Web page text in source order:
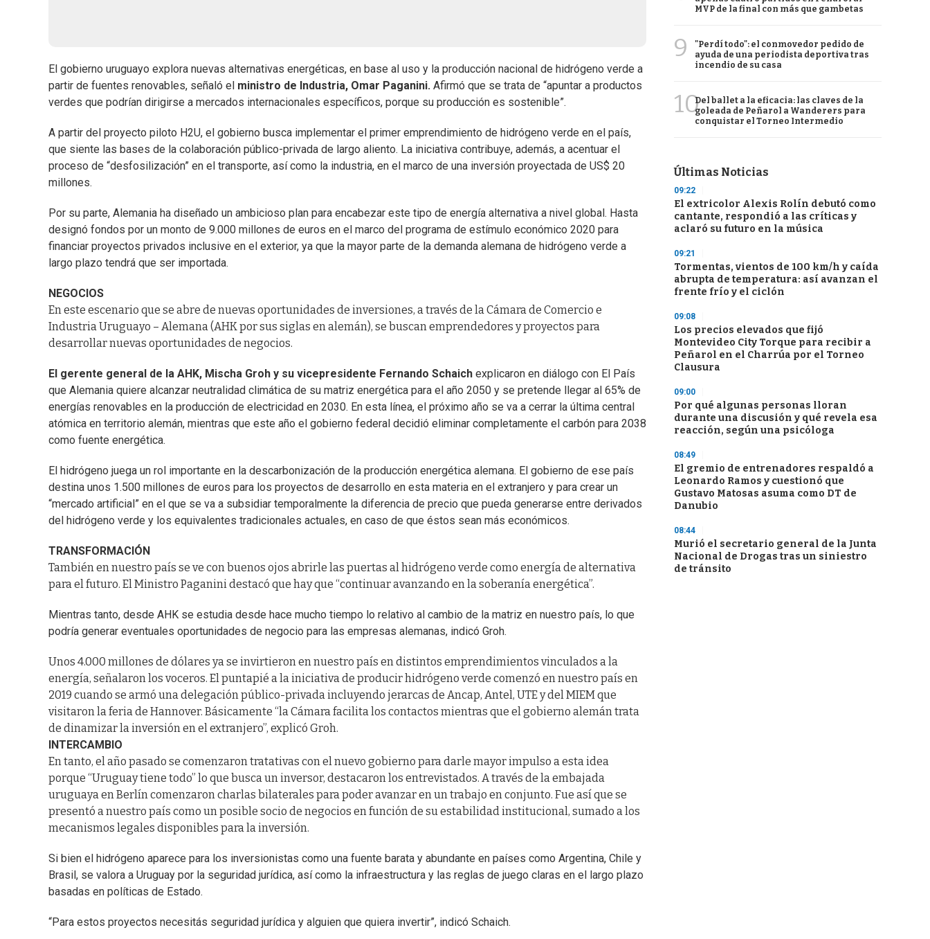
El gobierno uruguayo explora nuevas alternativas energéticas, en base al uso y la producción nacional de hidrógeno verde a
partir de fuentes renovables, señaló el ministro de Industria, Omar Paganini. Afirmó que se trata de “apuntar a productos
verdes que podrían dirigirse a mercados internacionales específicos, porque su producción es sostenible”.
A partir del proyecto piloto H2U, el gobierno busca implementar el primer emprendimiento de hidrógeno verde en el país,
que siente las bases de la colaboración público-privada de largo aliento. La iniciativa contribuye, además, a acentuar el
proceso de “desfosilización” en el transporte, así como la industria, en el marco de una inversión proyectada de US$ 20
millones.
Por su parte, Alemania ha diseñado un ambicioso plan para encabezar este tipo de energía alternativa a nivel global. Hasta
designó fondos por un monto de 9.000 millones de euros en el marco del programa de estímulo económico 2020 para
financiar proyectos privados inclusive en el exterior, ya que la mayor parte de la demanda alemana de hidrógeno verde a
largo plazo tendrá que ser importada.
NEGOCIOS
En este escenario que se abre de nuevas oportunidades de inversiones, a través de la Cámara de Comercio e
Industria Uruguayo – Alemana (AHK por sus siglas en alemán), se buscan emprendedores y proyectos para
desarrollar nuevas oportunidades de negocios.
El gerente general de la AHK, Mischa Groh y su vicepresidente Fernando Schaich explicaron en diálogo con El País
que Alemania quiere alcanzar neutralidad climática de su matriz energética para el año 2050 y se pretende llegar al 65% de
energías renovables en la producción de electricidad en 2030. En esta línea, el próximo año se va a cerrar la última central
atómica en territorio alemán, mientras que este año el gobierno federal decidió eliminar completamente el carbón para 2038
como fuente energética.
El hidrógeno juega un rol importante en la descarbonización de la producción energética alemana. El gobierno de ese país
destina unos 1.500 millones de euros para los proyectos de desarrollo en esta materia en el extranjero y para crear un
“mercado artificial” en el que se va a subsidiar temporalmente la diferencia de precio que pueda generarse entre derivados
del hidrógeno verde y los equivalentes tradicionales actuales, en caso de que éstos sean más económicos.
TRANSFORMACIÓN
También en nuestro país se ve con buenos ojos abrirle las puertas al hidrógeno verde como energía de alternativa
para el futuro. El Ministro Paganini destacó que hay que “continuar avanzando en la soberanía energética”.
Mientras tanto, desde AHK se estudia desde hace mucho tiempo lo relativo al cambio de la matriz en nuestro país, lo que
podría generar eventuales oportunidades de negocio para las empresas alemanas, indicó Groh.
Unos 4.000 millones de dólares ya se invirtieron en nuestro país en distintos emprendimientos vinculados a la
energía, señalaron los voceros. El puntapié a la iniciativa de producir hidrógeno verde comenzó en nuestro país en
2019 cuando se armó una delegación público-privada incluyendo jerarcas de Ancap, Antel, UTE y del MIEM que
visitaron la feria de Hannover. Básicamente “la Cámara facilita los contactos mientras que el gobierno alemán trata
de dinamizar la inversión en el extranjero”, explicó Groh.
INTERCAMBIO
En tanto, el año pasado se comenzaron tratativas con el nuevo gobierno para darle mayor impulso a esta idea
porque “Uruguay tiene todo” lo que busca un inversor, destacaron los entrevistados. A través de la embajada
uruguaya en Berlín comenzaron charlas bilaterales para poder avanzar en un trabajo en conjunto. Fue así que se
presentó a nuestro país como un posible socio de negocios en función de su estabilidad institucional, sumado a los
mecanismos legales disponibles para la inversión.
Si bien el hidrógeno aparece para los inversionistas como una fuente barata y abundante en países como Argentina, Chile y
Brasil, se valora a Uruguay por la seguridad jurídica, así como la infraestructura y las reglas de juego claras en el largo plazo
basadas en políticas de Estado.
“Para estos proyectos necesitás seguridad jurídica y alguien que quiera invertir”, indicó Schaich.
MVP de la final con más que gambetas
9
"Perdí todo": el conmovedor pedido de
ayuda de una periodista deportiva tras
incendio de su casa
10Del ballet a la eficacia: las claves de la
goleada de Peñarol a Wanderers para
conquistar el Torneo Intermedio
Últimas Noticias
09:22
El extricolor Alexis Rolín debutó como
cantante, respondió a las críticas y
aclaró su futuro en la música
09:21
Tormentas, vientos de 100 km/h y caída
abrupta de temperatura: así avanzan el
frente frío y el ciclón
09:08
Los precios elevados que fijó
Montevideo City Torque para recibir a
Peñarol en el Charrúa por el Torneo
Clausura
09:00
Por qué algunas personas lloran
durante una discusión y qué revela esa
reacción, según una psicóloga
08:49
El gremio de entrenadores respaldó a
Leonardo Ramos y cuestionó que
Gustavo Matosas asuma como DT de
Danubio
08:44
Murió el secretario general de la Junta
Nacional de Drogas tras un siniestro
de tránsito